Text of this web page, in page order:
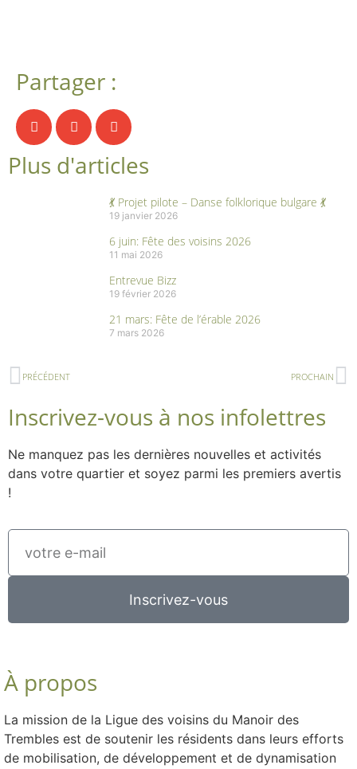
Partager :
Plus d'articles
💃 Projet pilote – Danse folklorique bulgare 💃
19 janvier 2026
6 juin: Fête des voisins 2026
11 mai 2026
Entrevue Bizz
19 février 2026
21 mars: Fête de l’érable 2026
7 mars 2026
PRÉCÉDENT PROCHAIN
Inscrivez-vous à nos infolettres
Ne manquez pas les dernières nouvelles et activités
dans votre quartier et soyez parmi les premiers avertis
!
Inscrivez-vous
À propos
La mission de la Ligue des voisins du Manoir des
Trembles est de soutenir les résidents dans leurs efforts
de mobilisation, de développement et de dynamisation